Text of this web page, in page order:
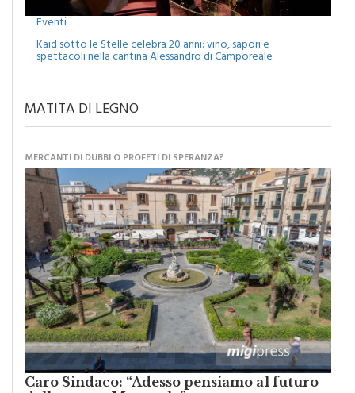
Kaid sotto le Stelle celebra 20 anni: vino, sapori e
spettacoli nella cantina Alessandro di Camporeale
Caro Sindaco: “Adesso pensiamo al futuro
della nostra Monreale”